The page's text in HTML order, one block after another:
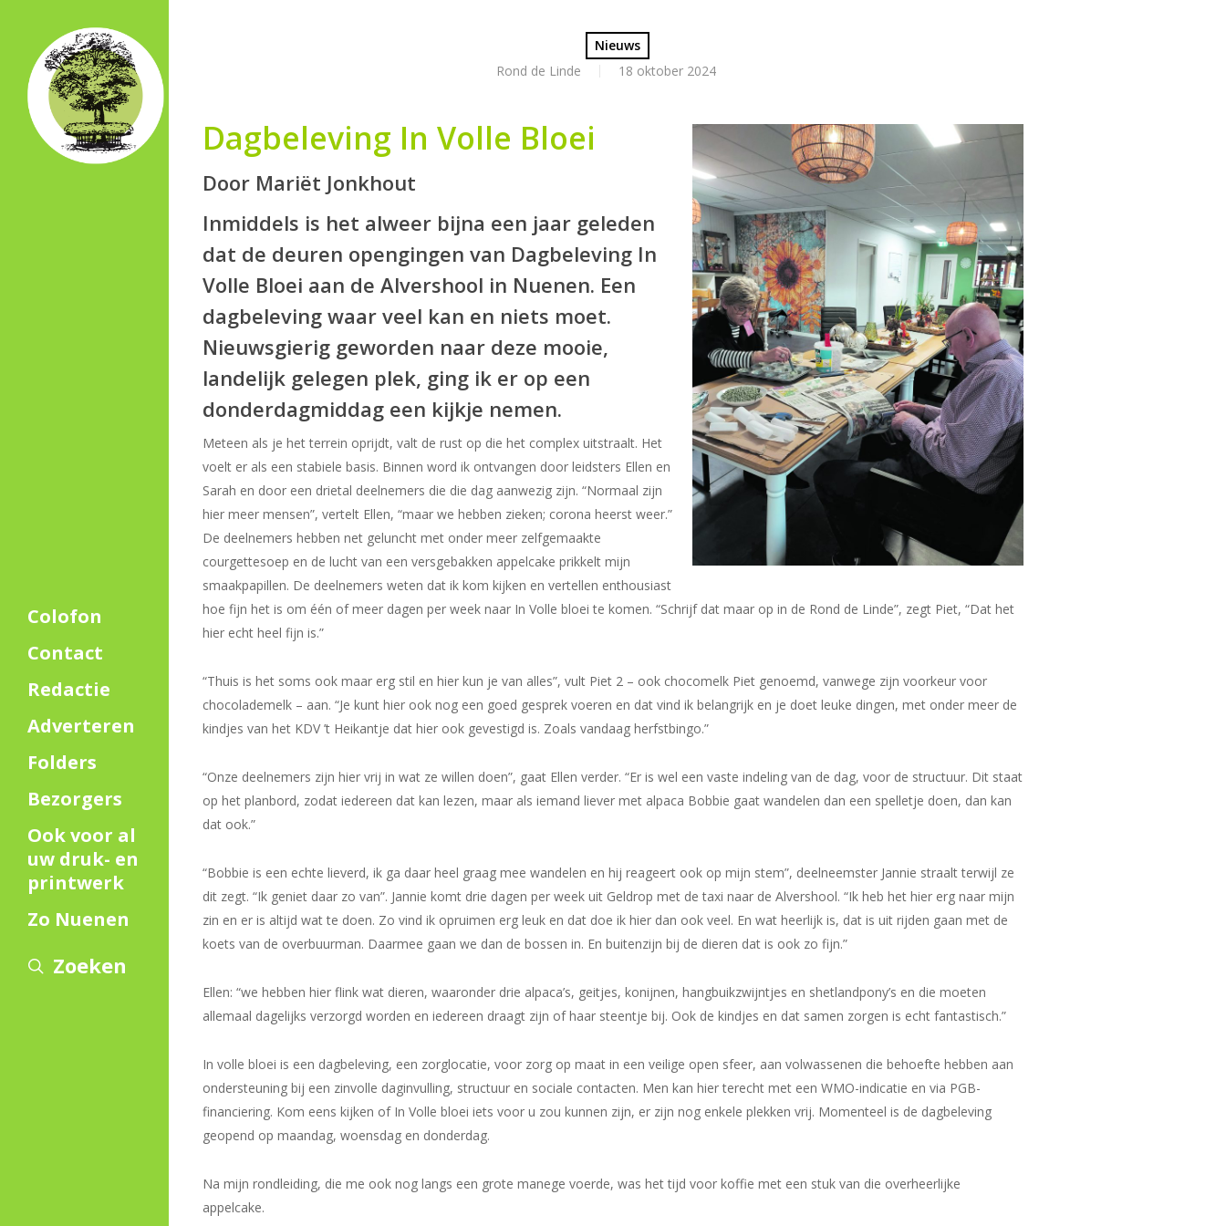
content
Colofon
Contact
Redactie
Adverteren
Folders
Bezorgers
Ook voor al
uw druk- en
printwerk
Zo Nuenen
Zoeken
Nieuws
Rond de Linde
18 oktober 2024
Dagbeleving In Volle Bloei
Door Mariët Jonkhout
Inmiddels is het alweer bijna een jaar geleden
dat de deuren opengingen van Dagbeleving In
Volle Bloei aan de Alvershool in Nuenen. Een
dagbeleving waar veel kan en niets moet.
Nieuwsgierig geworden naar deze mooie,
landelijk gelegen plek, ging ik er op een
donderdagmiddag een kijkje nemen.
Meteen als je het terrein oprijdt, valt de rust op die het complex uitstraalt. Het
voelt er als een stabiele basis. Binnen word ik ontvangen door leidsters Ellen en
Sarah en door een drietal deelnemers die die dag aanwezig zijn. “Normaal zijn
hier meer mensen”, vertelt Ellen, “maar we hebben zieken; corona heerst weer.”
De deelnemers hebben net geluncht met onder meer zelfgemaakte
courgettesoep en de lucht van een versgebakken appelcake prikkelt mijn
smaakpapillen. De deelnemers weten dat ik kom kijken en vertellen enthousiast
hoe fijn het is om één of meer dagen per week naar In Volle bloei te komen. “Schrijf dat maar op in de Rond de Linde”, zegt Piet, “Dat het
hier echt heel fijn is.”
“Thuis is het soms ook maar erg stil en hier kun je van alles”, vult Piet 2 – ook chocomelk Piet genoemd, vanwege zijn voorkeur voor
chocolademelk – aan. “Je kunt hier ook nog een goed gesprek voeren en dat vind ik belangrijk en je doet leuke dingen, met onder meer de
kindjes van het KDV ’t Heikantje dat hier ook gevestigd is. Zoals vandaag herfstbingo.”
“Onze deelnemers zijn hier vrij in wat ze willen doen”, gaat Ellen verder. “Er is wel een vaste indeling van de dag, voor de structuur. Dit staat
op het planbord, zodat iedereen dat kan lezen, maar als iemand liever met alpaca Bobbie gaat wandelen dan een spelletje doen, dan kan
dat ook.”
“Bobbie is een echte lieverd, ik ga daar heel graag mee wandelen en hij reageert ook op mijn stem”, deelneemster Jannie straalt terwijl ze
dit zegt. “Ik geniet daar zo van”. Jannie komt drie dagen per week uit Geldrop met de taxi naar de Alvershool. “Ik heb het hier erg naar mijn
zin en er is altijd wat te doen. Zo vind ik opruimen erg leuk en dat doe ik hier dan ook veel. En wat heerlijk is, dat is uit rijden gaan met de
koets van de overbuurman. Daarmee gaan we dan de bossen in. En buitenzijn bij de dieren dat is ook zo fijn.”
Ellen: “we hebben hier flink wat dieren, waaronder drie alpaca’s, geitjes, konijnen, hangbuikzwijntjes en shetlandpony’s en die moeten
allemaal dagelijks verzorgd worden en iedereen draagt zijn of haar steentje bij. Ook de kindjes en dat samen zorgen is echt fantastisch.”
In volle bloei is een dagbeleving, een zorglocatie, voor zorg op maat in een veilige open sfeer, aan volwassenen die behoefte hebben aan
ondersteuning bij een zinvolle daginvulling, structuur en sociale contacten. Men kan hier terecht met een WMO-indicatie en via PGB-
financiering. Kom eens kijken of In Volle bloei iets voor u zou kunnen zijn, er zijn nog enkele plekken vrij. Momenteel is de dagbeleving
geopend op maandag, woensdag en donderdag.
Na mijn rondleiding, die me ook nog langs een grote manege voerde, was het tijd voor koffie met een stuk van die overheerlijke
appelcake.